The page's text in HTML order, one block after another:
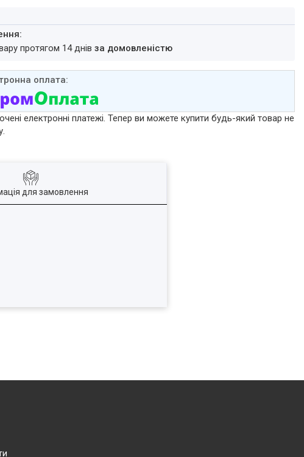
протягом 14 днівза домовленістю
електронні платежі. Тепер ви можете купити будь-який товар не
для замовлення